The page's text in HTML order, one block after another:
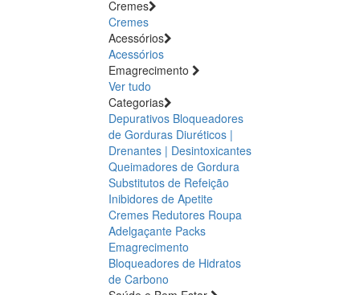
Cremes
Cremes
Acessórios
Acessórios
Emagrecimento
Ver tudo
Categorias
Depurativos Bloqueadores
de Gorduras Diuréticos |
Drenantes | Desintoxicantes
Queimadores de Gordura
Substitutos de Refeição
Inibidores de Apetite
Cremes Redutores Roupa
Adelgaçante Packs
Emagrecimento
Bloqueadores de Hidratos
de Carbono